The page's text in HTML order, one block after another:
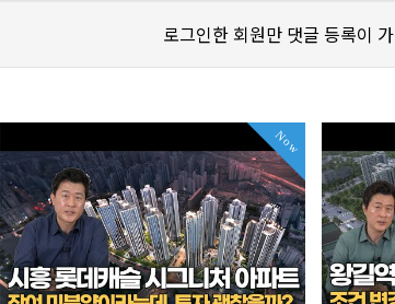
로그인한 회원만 댓글 등록이
Now